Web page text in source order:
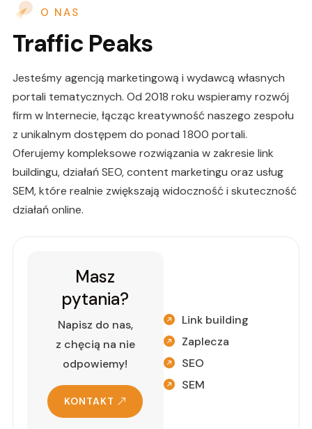
O NAS
Traffic Peaks
Jesteśmy agencją marketingową i wydawcą własnych
portali tematycznych. Od 2018 roku wspieramy rozwój
firm w Internecie, łącząc kreatywność naszego zespołu
z unikalnym dostępem do ponad 1 800 portali.
Oferujemy kompleksowe rozwiązania w zakresie link
buildingu, działań SEO, content marketingu oraz usług
SEM, które realnie zwiększają widoczność i skuteczność
działań online.
Masz
pytania?
Napisz do nas,
z chęcią na nie
odpowiemy!
KONTAKT
Link building
Zaplecza
SEO
SEM